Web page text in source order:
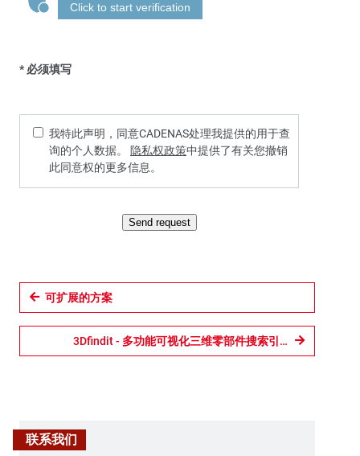
Click to start verification
* 必须填写
我特此声明，同意CADENAS处理我提供的用于查
询的个人数据。 隐私权政策中提供了有关您撤销
此同意权的更多信息。
Send request
可扩展的方案
3Dfindit - 多功能可视化三维零部件搜索引擎
联系我们